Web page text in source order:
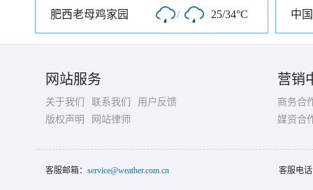
肥西老母鸡家园 / 25/34°C 中
网站服务
关于我们 联系我们
用户反馈
版权声明
网站律师
营销
商务合
媒资合
客服邮箱： service@weather.com.cn 客服电